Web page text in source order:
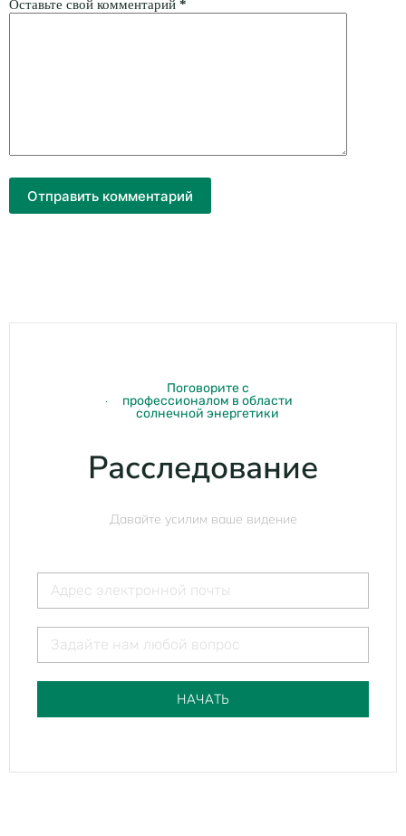
Оставьте свой комментарий *
Отправить комментарий
Поговорите с
профессионалом в области
солнечной энергетики
Расследование
Давайте усилим ваше видение
НАЧАТЬ